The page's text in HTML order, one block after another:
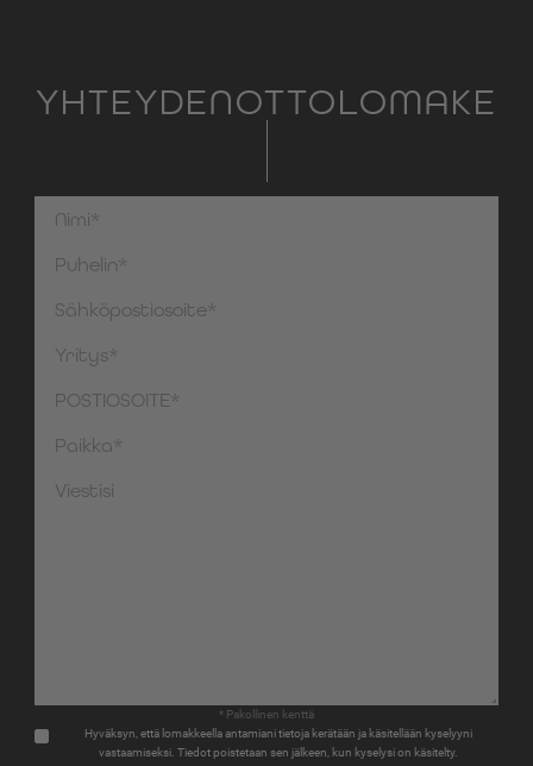
YHTEYDENOTTOLOMAKE
* Pakollinen kenttä
Hyväksyn, että lomakkeella antamiani tietoja kerätään ja käsitellään kyselyyni
vastaamiseksi. Tiedot poistetaan sen jälkeen, kun kyselysi on käsitelty.